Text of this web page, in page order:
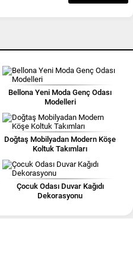
Bellona Yeni Moda Genç Odası
Modelleri
Doğtaş Mobilyadan Modern Köşe
Koltuk Takımları
Çocuk Odası Duvar Kağıdı
Dekorasyonu